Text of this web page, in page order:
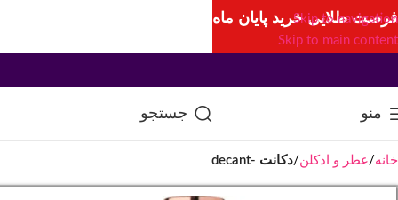
Skip to navigation
Skip to main content
منو جستجو
خانه عطر و ادکلن دکانت -decant
فرصت طلایی خرید پایان ماه